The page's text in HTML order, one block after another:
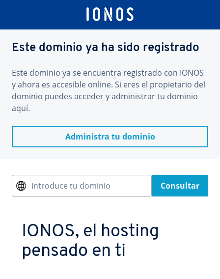
Este dominio ya ha sido registrado
Este dominio ya se encuentra registrado con IONOS
y ahora es accesible online. Si eres el propietario del
dominio puedes acceder y administrar tu dominio
aquí.
Administra tu dominio
Introduce tu dominio Consultar
IONOS, el hosting
pensado en ti